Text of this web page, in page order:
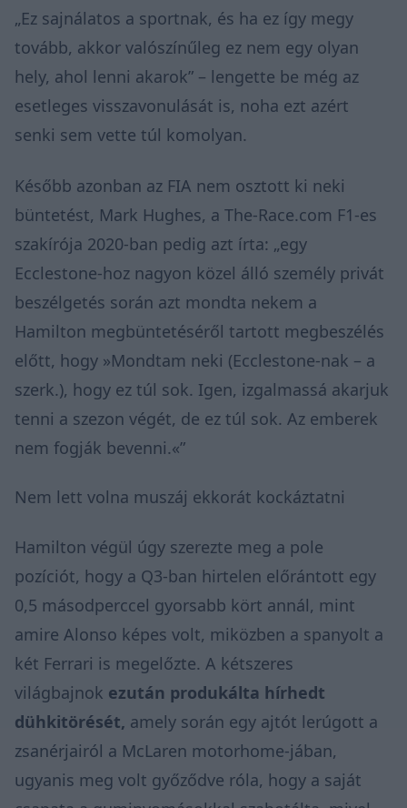
„Ez sajnálatos a sportnak, és ha ez így megy
tovább, akkor valószínűleg ez nem egy olyan
hely, ahol lenni akarok” – lengette be még az
esetleges visszavonulását is, noha ezt azért
senki sem vette túl komolyan.
Később azonban az FIA nem osztott ki neki
büntetést, Mark Hughes, a The-Race.com F1-es
szakírója 2020-ban pedig azt írta: „egy
Ecclestone-hoz nagyon közel álló személy privát
beszélgetés során azt mondta nekem a
Hamilton megbüntetéséről tartott megbeszélés
előtt, hogy »Mondtam neki (Ecclestone-nak – a
szerk.), hogy ez túl sok. Igen, izgalmassá akarjuk
tenni a szezon végét, de ez túl sok. Az emberek
nem fogják bevenni.«”
Nem lett volna muszáj ekkorát kockáztatni
Hamilton végül úgy szerezte meg a pole
pozíciót, hogy a Q3-ban hirtelen előrántott egy
0,5 másodperccel gyorsabb kört annál, mint
amire Alonso képes volt, miközben a spanyolt a
két Ferrari is megelőzte. A kétszeres
világbajnok ezután produkálta hírhedt
dühkitörését, amely során egy ajtót lerúgott a
zsanérjairól a McLaren motorhome-jában,
ugyanis meg volt győződve róla, hogy a saját